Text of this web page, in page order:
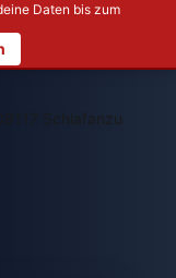
Daten bis zum
Schlafanzug in